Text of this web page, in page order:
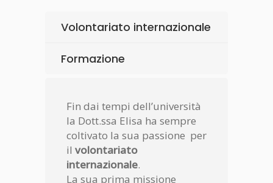
Volontariato internazionale
Formazione
Fin dai tempi dell’università
la Dott.ssa Elisa ha sempre
coltivato la sua passione per
il volontariato
internazionale.
La sua prima missione